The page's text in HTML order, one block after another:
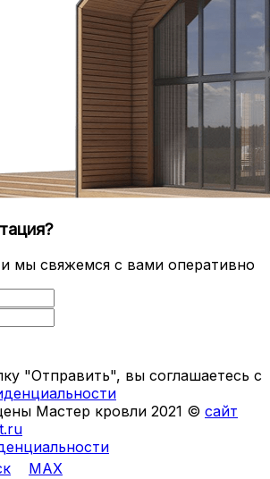
и мы свяжемся с вами оперативно
"Отправить", вы соглашаетесь с
Мастер кровли 2021 © сайт
MAX